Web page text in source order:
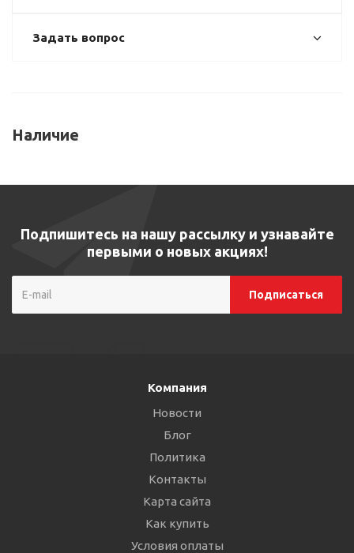
Задать вопрос
Наличие
Подпишитесь на нашу рассылку и узнавайте
первыми о новых акциях!
Компания
Новости
Блог
Политика
Контакты
Карта сайта
Как купить
Условия оплаты